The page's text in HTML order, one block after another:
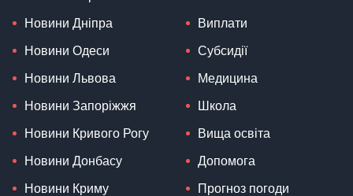
Новини Дніпра
Новини Одеси
Новини Львова
Новини Запоріжжя
Новини Кривого Рогу
Новини Донбасу
Новини Криму
Виплати
Субсидії
Медицина
Школа
Вища освіта
Допомога
Прогноз погоди